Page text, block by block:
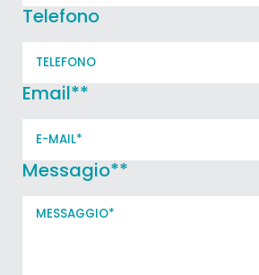
Telefono
Email**
Messagio**